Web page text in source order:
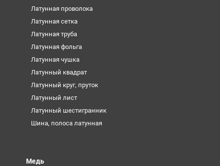
Латунная проволока
Латунная сетка
Латунная труба
Латунная фольга
Латунная чушка
Латунный квадрат
Латунный круг, пруток
Латунный лист
Латунный шестигранник
Шина, полоса латунная
Медь